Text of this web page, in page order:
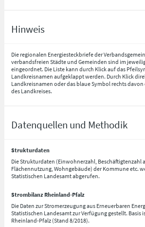
Hinweis
Die regionalen Energiesteckbriefe der
verbandsfreien Städte und Gemeinden sind im
eingeordnet. Die Liste kann durch Klick auf das
Landkreisnamen aufgeklappt werden. Durch Klick
Landkreisnamen oder das blaue Symbol rechts
des Landkreises.
Datenquellen und Methodik
Strukturdaten
Die Strukturdaten (Einwohnerzahl, Beschäftigtenzahl
Flächennutzung, Wohngebäude) der Kommune etc.
Statistischen Landesamt abgerufen.
Strombilanz Rheinland-Pfalz
Die Daten zur Stromerzeugung aus Erneuerbaren
Statistischen Landesamt zur Verfügung gestellt. Basis
Rheinland-Pfalz (Stand 8/2018).